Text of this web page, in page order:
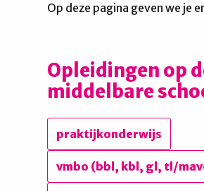
Op deze pagina geven we je
Opleidingen op
middelbare
praktijkonderwijs
vmbo (bbl, kbl, gl, tl/